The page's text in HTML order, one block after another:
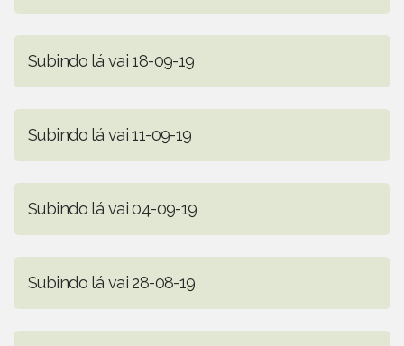
Subindo lá vai 18-09-19
Subindo lá vai 11-09-19
Subindo lá vai 04-09-19
Subindo lá vai 28-08-19